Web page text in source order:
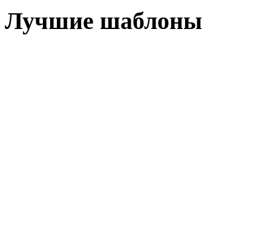
Лучшие шаблоны